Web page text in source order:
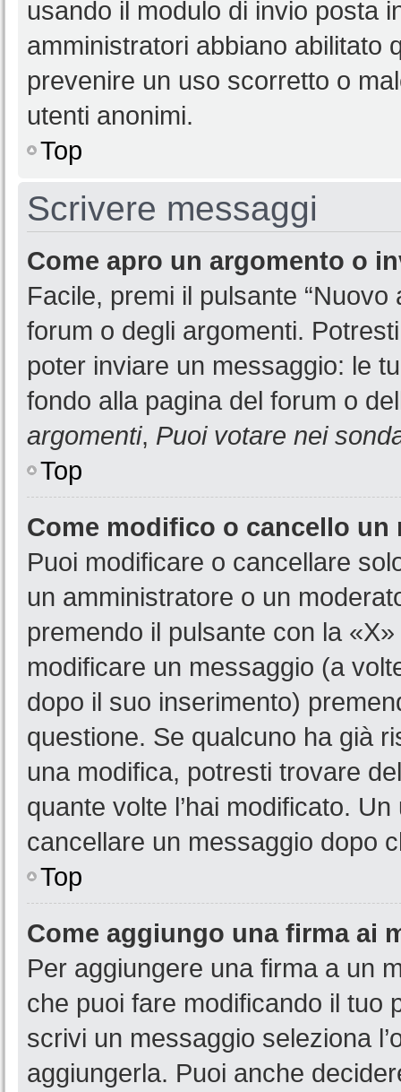
usando il modulo di invio posta
amministratori abbiano abilitato
prevenire un uso scorretto o
utenti anonimi.
Top
Scrivere messaggi
Come apro un argomento o
Facile, premi il pulsante
forum o degli argomenti.
poter inviare un messaggio: le
fondo alla pagina del forum o
argomenti, Puoi votare nei
Top
Come modifico o cancello un
Puoi modificare o cancellare
un amministratore o un
premendo il pulsante con la
modificare un messaggio (a
dopo il suo inserimento)
questione. Se qualcuno ha già
una modifica, potresti trovare
quante volte l’hai modificato.
cancellare un messaggio dopo
Top
Come aggiungo una firma ai
Per aggiungere una firma a un
che puoi fare modificando il tuo
scrivi un messaggio seleziona
aggiungerla. Puoi anche